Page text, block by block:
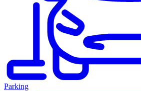
Parking